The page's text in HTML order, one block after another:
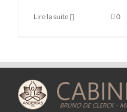
Lire la suite 0